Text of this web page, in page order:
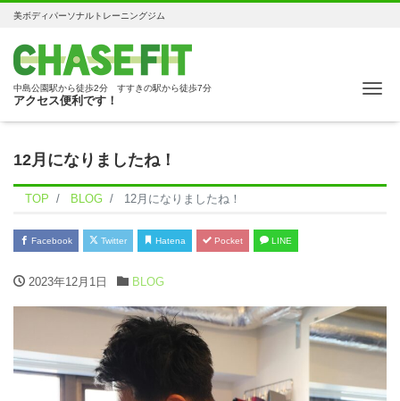
美ボディパーソナルトレーニングジム
中島公園駅から徒歩2分 すすきの駅から徒歩7分
アクセス便利です！
12月になりましたね！
TOP BLOG 12月になりましたね！
Facebook Twitter Hatena Pocket LINE
2023年12月1日 BLOG